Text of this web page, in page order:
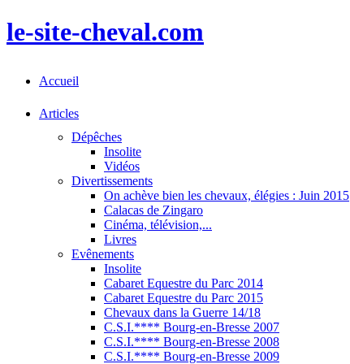
le-site-cheval.com
Accueil
Articles
Dépêches
Insolite
Vidéos
Divertissements
On achève bien les chevaux, élégies : Juin 2015
Calacas de Zingaro
Cinéma, télévision,...
Livres
Evênements
Insolite
Cabaret Equestre du Parc 2014
Cabaret Equestre du Parc 2015
Chevaux dans la Guerre 14/18
C.S.I.**** Bourg-en-Bresse 2007
C.S.I.**** Bourg-en-Bresse 2008
C.S.I.**** Bourg-en-Bresse 2009